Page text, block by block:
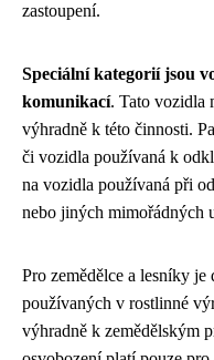
zastoupení.
Speciální kategorií jsou
komunikací. Tato vozidla
výhradně k této činnosti.
či vozidla používaná k
na vozidla používaná při
nebo jiných mimořádných
Pro zemědělce a lesníky
používaných v rostlinné
výhradně k zemědělským